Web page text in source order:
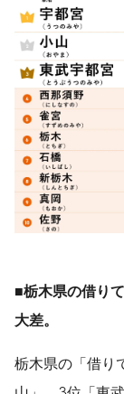
■栃木県の借り
大差。
栃木県の「借り